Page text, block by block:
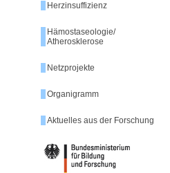
Herzinsuffizienz
Hämostaseologie/
Atherosklerose
Netzprojekte
Organigramm
Aktuelles aus der Forschung